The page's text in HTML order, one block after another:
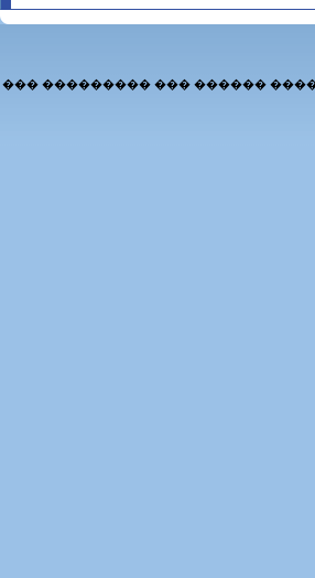
��� ��������� ��� ������